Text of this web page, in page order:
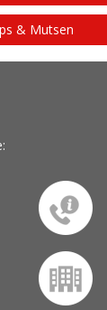
& Mutsen